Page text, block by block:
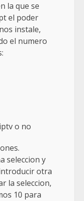
la que se
el poder
instale,
el numero
o no
seleccion y
otra
la seleccion,
10 para